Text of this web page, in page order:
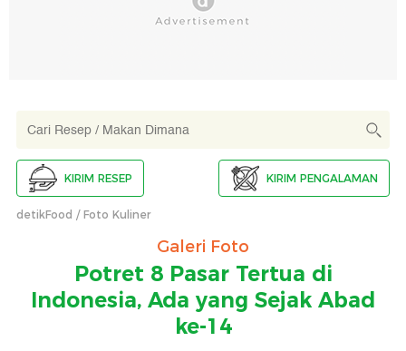
KIRIM RESEP KIRIM PENGALAMAN
detikFood Foto Kuliner
Galeri Foto
Potret 8 Pasar Tertua di
Indonesia, Ada yang Sejak Abad
ke-14